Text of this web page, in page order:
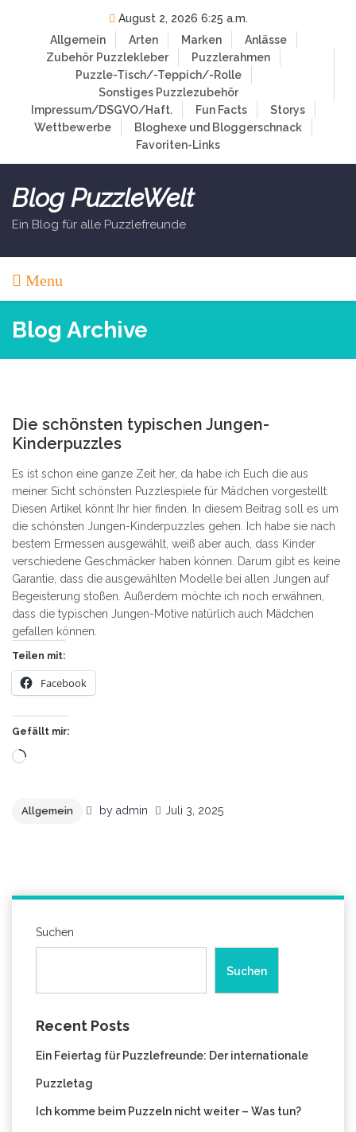
August 2, 2026 6:25 a.m.
Allgemein
Arten Marken
Anlässe
Zubehör Puzzlekleber
Puzzlerahmen
Puzzle-Tisch/-Teppich/-Rolle
Sonstiges Puzzlezubehör
Impressum/DSGVO/Haft.
Fun Facts
Storys
Wettbewerbe
Bloghexe und Bloggerschnack
Favoriten-Links
Blog PuzzleWelt
Ein Blog für alle Puzzlefreunde
Menu
Blog Archive
Die schönsten typischen Jungen-
Kinderpuzzles
Es ist schon eine ganze Zeit her, da habe ich Euch die aus
meiner Sicht schönsten Puzzlespiele für Mädchen vorgestellt.
Diesen Artikel könnt Ihr hier finden. In diesem Beitrag soll es um
die schönsten Jungen-Kinderpuzzles gehen. Ich habe sie nach
bestem Ermessen ausgewählt, weiß aber auch, dass Kinder
verschiedene Geschmäcker haben können. Darum gibt es keine
Garantie, dass die ausgewählten Modelle bei allen Jungen auf
Begeisterung stoßen. Außerdem möchte ich noch erwähnen,
dass die typischen Jungen-Motive natürlich auch Mädchen
gefallen können.
Teilen mit:
Facebook
Gefällt mir:
Wird
Allgemein by admin Juli 3, 2025
Suchen
Suchen
Recent Posts
Ein Feiertag für Puzzlefreunde: Der internationale
Puzzletag
Ich komme beim Puzzeln nicht weiter – Was tun?